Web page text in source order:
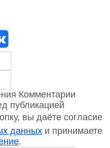
Комментарии
публикацией
вы даёте согласие
данных и принимаете
.